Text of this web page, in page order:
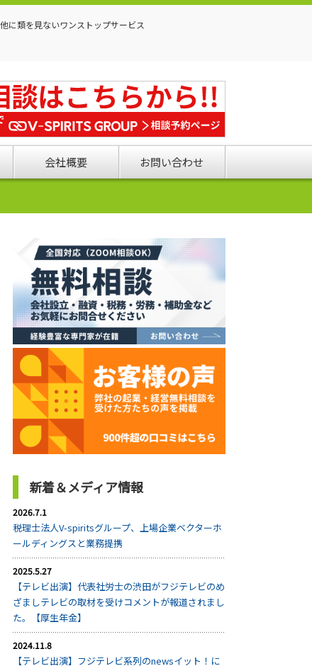
に類を見ないワンストップサービス
会社概要 お問い合わせ
新着＆メディア情報
2026.7.1
税理士法人V-spiritsグループ、上場企業ベクターホ
ールディングスと業務提携
2025.5.27
【テレビ出演】代表社労士の渋田がフジテレビのめ
ざましテレビの取材を受けコメントが報道されまし
た。【厚生年金】
2024.11.8
【テレビ出演】フジテレビ系列のnewsイット！に